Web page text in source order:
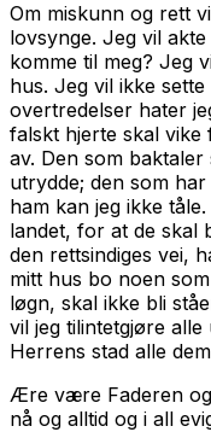
Om miskunn og rett
lovsynge. Jeg vil
komme til meg? Jeg
hus. Jeg vil ikke
overtredelser hater
falskt hjerte skal vike
av. Den som
utrydde; den som
ham kan jeg ikke
landet, for at de skal
den rettsindiges vei,
mitt hus bo noen
løgn, skal ikke bli
vil jeg tilintetgjøre
Herrens stad alle
Ære være Faderen
nå og alltid og i all